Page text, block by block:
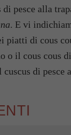
di pesce alla
. E vi
piatti di cous
o il cous cous
di pesce